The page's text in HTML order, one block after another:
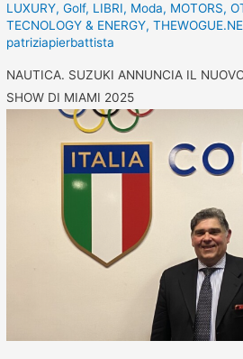
LUXURY,Golf, LIBRI, Moda, MOTORS,
TECNOLOGY & ENERGY,
patriziapierbattista
NAUTICA. SUZUKI ANNUNCIA IL
SHOW DI MIAMI 2025